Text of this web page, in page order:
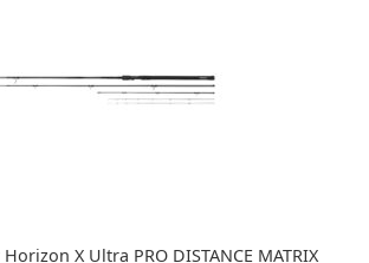
X Ultra PRO DISTANCE MATRIX